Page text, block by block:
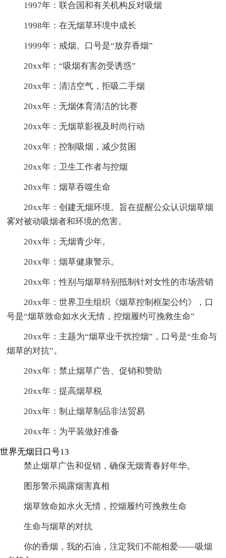
1997年：联合国和有关机构反对吸烟
1998年：在无烟草环境中成长
1999年：戒烟。口号是“放弃香烟”
20xx年：“吸烟有害勿受诱惑”
20xx年：清洁空气，拒吸二手烟
20xx年：无烟体育清洁的'比赛
20xx年：无烟草影视及时尚行动
20xx年：控制吸烟，减少贫困
20xx年：卫生工作者与控烟
20xx年：烟草吞噬生命
20xx年：创建无烟环境。旨在提醒公众认识烟草烟
雾对被动吸烟者和环境的危害。
20xx年：无烟青少年。
20xx年：烟草健康警示。
20xx年：性别与烟草特别抵制针对女性的市场营销
20xx年：世界卫生组织《烟草控制框架公约》，口
号是“烟草致命如水火无情，控烟履约可挽救生命”
20xx年：主题为“烟草业干扰控烟”，口号是“生命与
烟草的对抗”。
20xx年：禁止烟草广告、促销和赞助
20xx年：提高烟草税
20xx年：制止烟草制品非法贸易
20xx年：为平装做好准备
世界无烟日口号13
禁止烟草广告和促销，确保无烟青春好年华。
图形警示揭露烟害真相
烟草致命如水火无情，控烟履约可挽救生命
生命与烟草的对抗
你的香烟，我的石油，注定我们不能相爱——吸烟